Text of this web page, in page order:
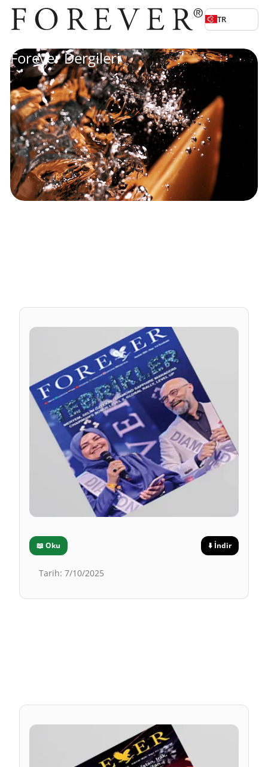
Ana içeriğe geç TR
Forever Dergileri
📖 Oku ⬇️ İndir
Tarih: 7/10/2025